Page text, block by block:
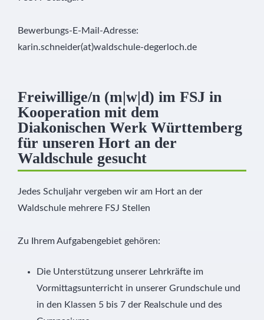
Bewerbungs-E-Mail-Adresse:
karin.schneider(at)waldschule-degerloch.de
Freiwillige/n (m|w|d) im FSJ in
Kooperation mit dem
Diakonischen Werk Württemberg
für unseren Hort an der
Waldschule gesucht
Jedes Schuljahr vergeben wir am Hort an der
Waldschule mehrere FSJ Stellen
Zu Ihrem Aufgabengebiet gehören:
Die Unterstützung unserer Lehrkräfte im
Vormittagsunterricht in unserer Grundschule und
in den Klassen 5 bis 7 der Realschule und des